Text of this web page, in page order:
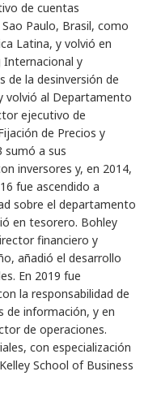
de cuentas
Paulo, Brasil, como
Latina, y volvió en
y
de la desinversión de
volvió al Departamento
ejecutivo de
de Precios y
sumó a sus
inversores y, en 2014,
fue ascendido a
sobre el departamento
en tesorero. Bohley
financiero y
añadió el desarrollo
En 2019 fue
la responsabilidad de
de información, y en
de operaciones.
con especialización
School of Business